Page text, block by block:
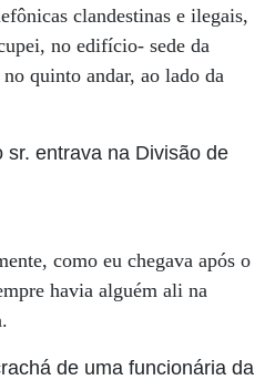
clandestinas e ilegais,
no edifício- sede da
quinto andar, ao lado da
sr. entrava na Divisão de
como eu chegava após o
havia alguém ali na
de uma funcionária da